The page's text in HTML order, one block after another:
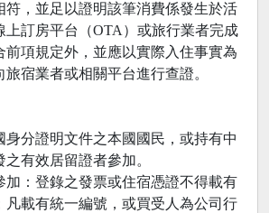
符，並足以證明該筆消費係發生於活
上訂房平台（OTA）或旅行業者完成
前項規定外，並應以實際入住事實為
宿業者或相關平台進行查證。
身分證明文件之本國國民，或持有中
有效居留證者參加。
加：登錄之發票或住宿憑證不得載有
凡載有統一編號，或買受人為公司行